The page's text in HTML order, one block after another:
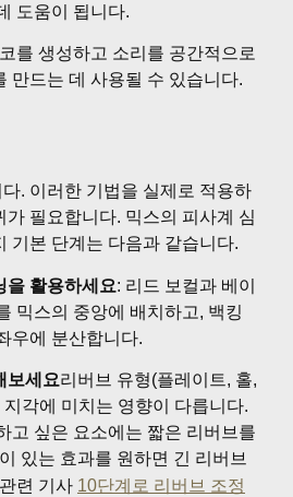
도움이 됩니다.
를 생성하고 소리를 공간적으로
만드는 데 사용될 수 있습니다.
. 이러한 기법을 실제로 적용하
가 필요합니다. 믹스의 피사계 심
기본 단계는 다음과 같습니다.
을 활용하세요: 리드 보컬과 베이
믹스의 중앙에 배치하고, 백킹
우에 분산합니다.
보세요리버브 유형(플레이트, 홀,
각에 미치는 영향이 다릅니다.
고 싶은 요소에는 짧은 리버브를
있는 효과를 원하면 긴 리버브
련 기사 10단계로 리버브 조정